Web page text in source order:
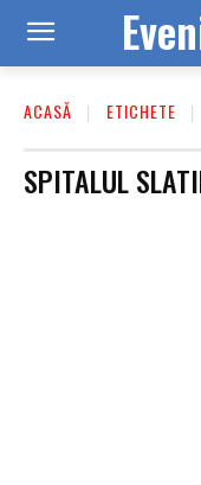
ACASĂ ETICHETE
SPITALUL